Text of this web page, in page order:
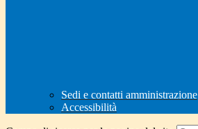
Sedi e contatti amministrazione
Accessibilità